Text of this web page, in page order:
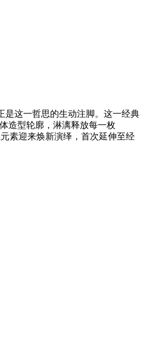
是这一哲思的生动注脚。这一经典
造型轮廓，淋漓释放每一枚
素迎来焕新演绎，首次延伸至经